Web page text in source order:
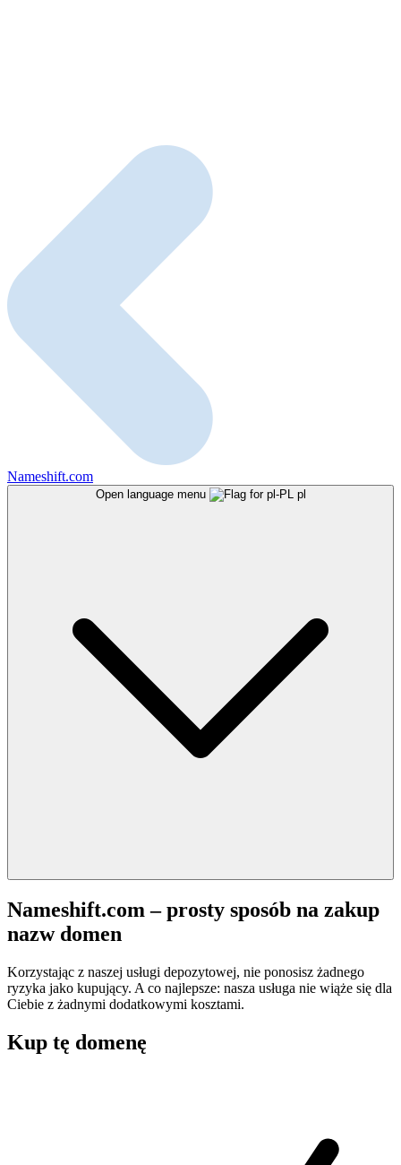
Nameshift.com
Open language menu pl
Nameshift.com – prosty sposób na zakup
nazw domen
Korzystając z naszej usługi depozytowej, nie ponosisz żadnego
ryzyka jako kupujący. A co najlepsze: nasza usługa nie wiąże się dla
Ciebie z żadnymi dodatkowymi kosztami.
Kup tę domenę